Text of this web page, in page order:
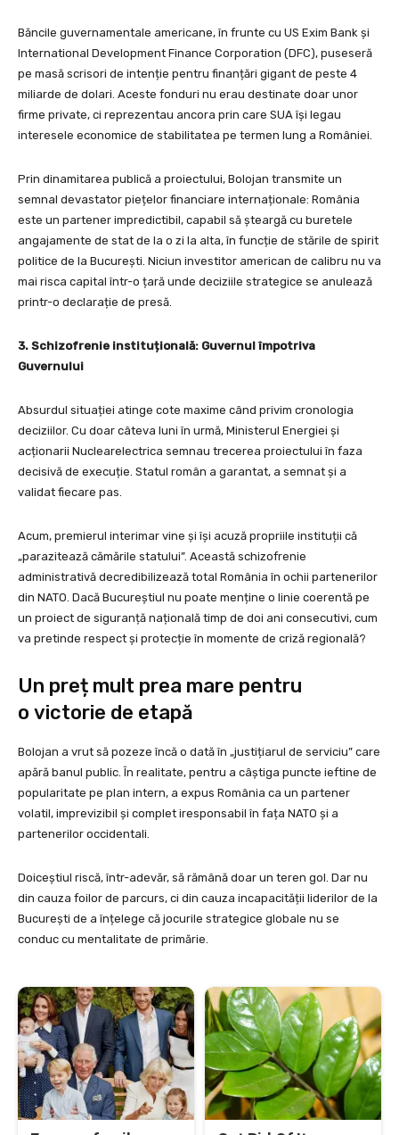
Băncile guvernamentale americane, în frunte cu US Exim Bank și
International Development Finance Corporation (DFC), puseseră
pe masă scrisori de intenție pentru finanțări gigant de peste 4
miliarde de dolari. Aceste fonduri nu erau destinate doar unor
firme private, ci reprezentau ancora prin care SUA își legau
interesele economice de stabilitatea pe termen lung a României.
Prin dinamitarea publică a proiectului, Bolojan transmite un
semnal devastator piețelor financiare internaționale: România
este un partener impredictibil, capabil să șteargă cu buretele
angajamente de stat de la o zi la alta, în funcție de stările de spirit
politice de la București. Niciun investitor american de calibru nu va
mai risca capital într-o țară unde deciziile strategice se anulează
printr-o declarație de presă.
3. Schizofrenie instituțională: Guvernul împotriva
Guvernului
Absurdul situației atinge cote maxime când privim cronologia
deciziilor. Cu doar câteva luni în urmă, Ministerul Energiei și
acționarii Nuclearelectrica semnau trecerea proiectului în faza
decisivă de execuție. Statul român a garantat, a semnat și a
validat fiecare pas.
Acum, premierul interimar vine și își acuză propriile instituții că
„parazitează cămările statului”. Această schizofrenie
administrativă decredibilizează total România în ochii partenerilor
din NATO. Dacă Bucureștiul nu poate menține o linie coerentă pe
un proiect de siguranță națională timp de doi ani consecutivi, cum
va pretinde respect și protecție în momente de criză regională?
Un preț mult prea mare pentru
o victorie de etapă
Bolojan a vrut să pozeze încă o dată în „justițiarul de serviciu” care
apără banul public. În realitate, pentru a câștiga puncte ieftine de
popularitate pe plan intern, a expus România ca un partener
volatil, imprevizibil și complet iresponsabil în fața NATO și a
partenerilor occidentali.
Doiceștiul riscă, într-adevăr, să rămână doar un teren gol. Dar nu
din cauza foilor de parcurs, ci din cauza incapacității liderilor de la
București de a înțelege că jocurile strategice globale nu se
conduc cu mentalitate de primărie.